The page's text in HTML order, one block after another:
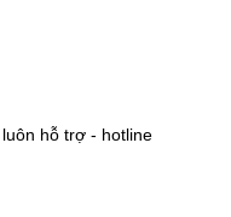
hỗ trợ - hotline